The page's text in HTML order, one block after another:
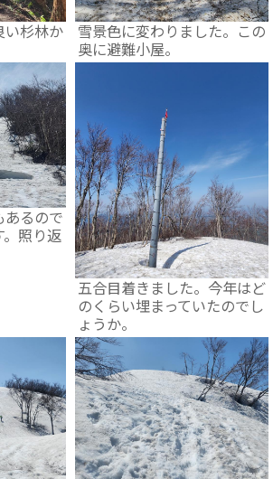
い杉林か
雪景色に変わりました。この
奥に避難小屋。
あるので
照り返
五合目着きました。今年はど
のくらい埋まっていたのでし
ょうか。